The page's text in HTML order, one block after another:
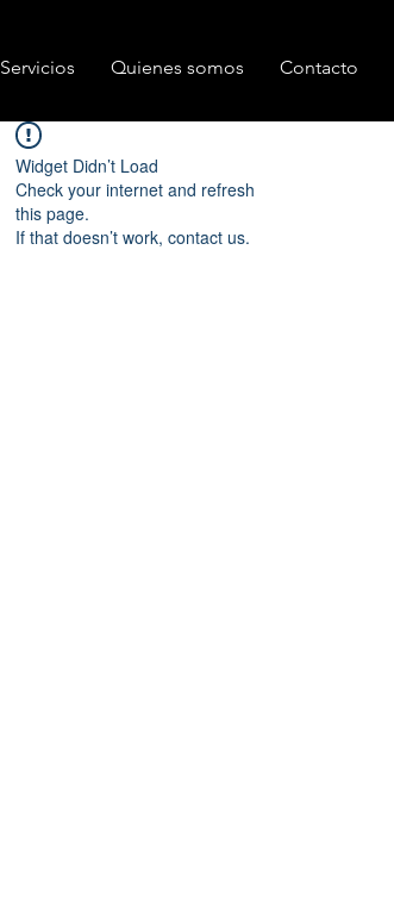
Servicios Quienes somos Contacto
Widget Didn’t Load
Check your internet and refresh
this page.
If that doesn’t work, contact us.